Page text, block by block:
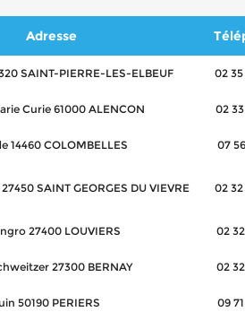
Adresse
SAINT-PIERRE-LES-ELBEUF 02
Curie 61000 ALENCON 02
14460 COLOMBELLES 07
SAINT GEORGES DU VIEVRE 02
27400 LOUVIERS 02
27300 BERNAY 02
50190 PERIERS 09